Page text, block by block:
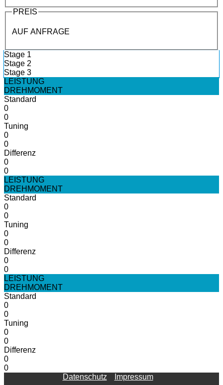
PREIS
AUF ANFRAGE
Stage 1
Stage 2
Stage 3
LEISTUNG
DREHMOMENT
Standard
0
0
Tuning
0
0
Differenz
0
0
LEISTUNG
DREHMOMENT
Standard
0
0
Tuning
0
0
Differenz
0
0
LEISTUNG
DREHMOMENT
Standard
0
0
Tuning
0
0
Differenz
0
0
Datenschutz
Impressum